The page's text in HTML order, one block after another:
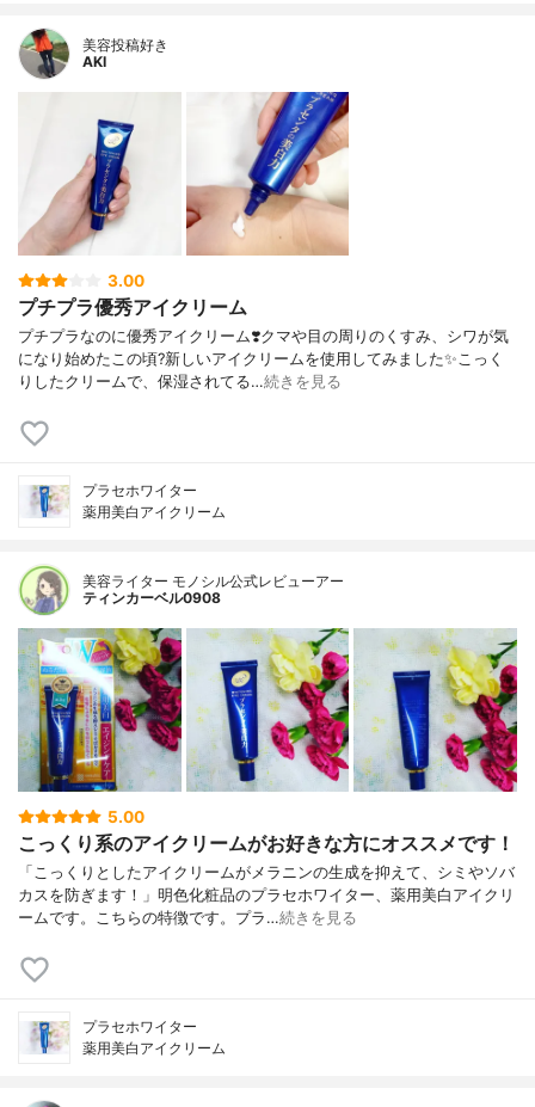
美容投稿好き
AKI
3.00
プチプラ優秀アイクリーム
プチプラなのに優秀アイクリーム❣️クマや目の周りのくすみ、シワが気
になり始めたこの頃?新しいアイクリームを使用してみました✨こっく
りしたクリームで、保湿されてる…続きを見る
プラセホワイター
薬用美白アイクリーム
美容ライター モノシル公式レビューアー
ティンカーベル0908
5.00
こっくり系のアイクリームがお好きな方にオススメです！
「こっくりとしたアイクリームがメラニンの生成を抑えて、シミやソバ
カスを防ぎます！」明色化粧品のプラセホワイター、薬用美白アイクリ
ームです。こちらの特徴です。プラ…続きを見る
プラセホワイター
薬用美白アイクリーム